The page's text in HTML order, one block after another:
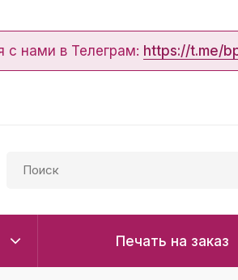
с нами в Телеграм: https://t.me/
Печать на заказ